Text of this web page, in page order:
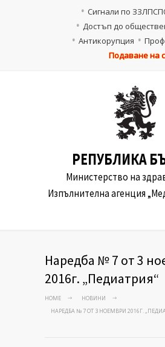
Сигнали по
Достъп до
Антикорупция
Подаване на
РЕПУБЛИКА
Министерство на
Изпълнителна агенция
Наредба № 7 от 3
2016г. „Педиатрия“
HOME
НОВИНИ
НАРЕДБА № 7 ОТ 3 НОЕМВРИ 2016Г.